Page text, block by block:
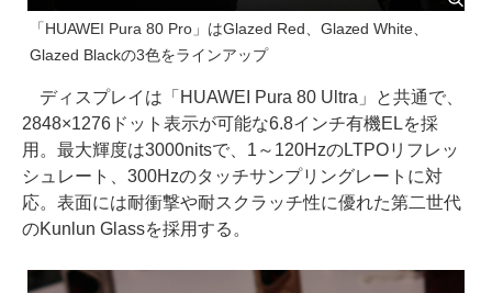
「HUAWEI Pura 80 Pro」はGlazed Red、Glazed White、
Glazed Blackの3色をラインアップ
ディスプレイは「HUAWEI Pura 80 Ultra」と共通で、
2848×1276ドット表示が可能な6.8インチ有機ELを採
用。最大輝度は3000nitsで、1～120HzのLTPOリフレッ
シュレート、300Hzのタッチサンプリングレートに対
応。表面には耐衝撃や耐スクラッチ性に優れた第二世代
のKunlun Glassを採用する。